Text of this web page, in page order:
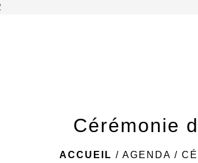
Cérémonie
ACCUEIL / AGENDA /